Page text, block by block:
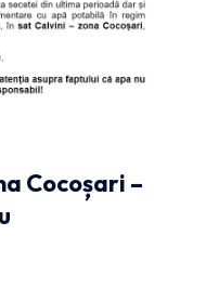
Cocoșari –